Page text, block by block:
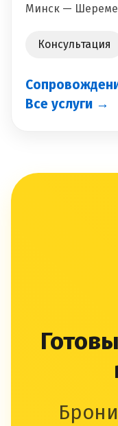
Минск —
Консультация
Все услуги →